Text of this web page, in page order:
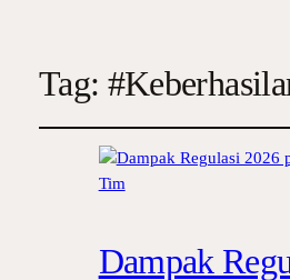
Tag:
Dampak